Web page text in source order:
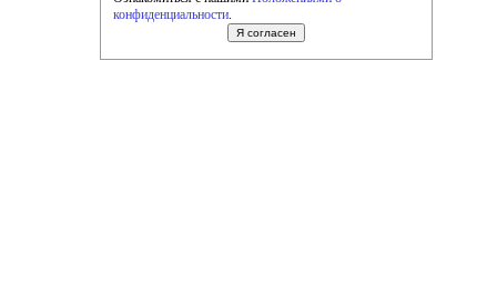
конфиденциальности.
Я согласен